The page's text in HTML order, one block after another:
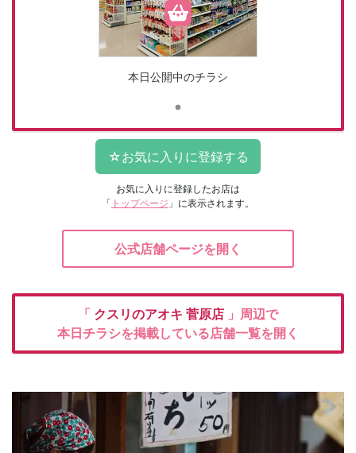
本日公開中のチラシ
お気に入りに登録したお店は
「 トップページ 」に表示されます。
公式店舗ページを開く
「 クスリのアオキ 菅原店 」周辺で
本日チラシを掲載している店舗一覧を開く